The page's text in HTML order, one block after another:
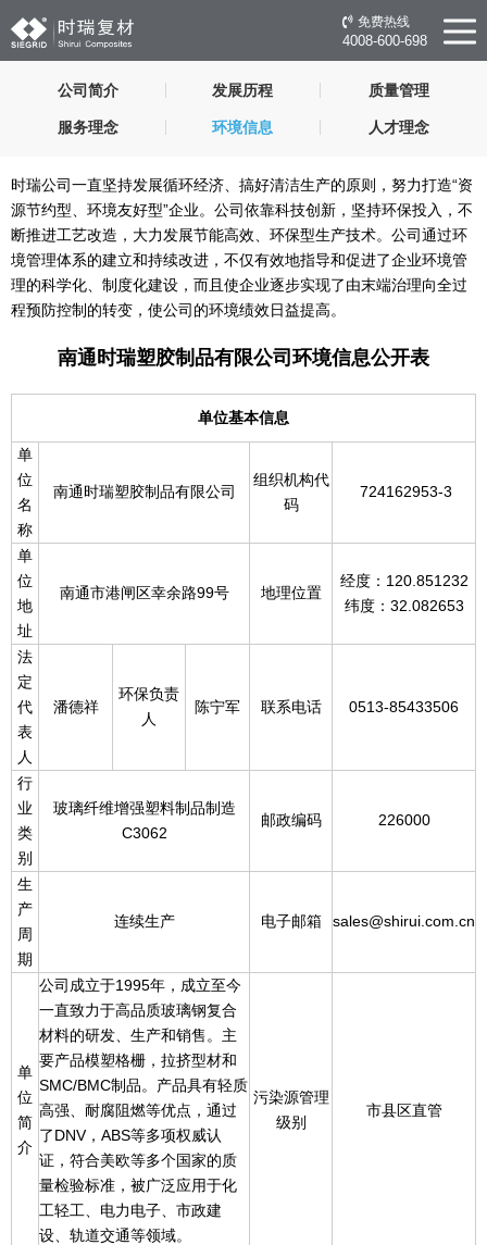
免费热线
4008-600-698
公司简介 发展历程 质量管理
服务理念 环境信息 人才理念
时瑞公司一直坚持发展循环经济、搞好清洁生产的原则，努力打造“资
源节约型、环境友好型”企业。公司依靠科技创新，坚持环保投入，不
断推进工艺改造，大力发展节能高效、环保型生产技术。公司通过环
境管理体系的建立和持续改进，不仅有效地指导和促进了企业环境管
理的科学化、制度化建设，而且使企业逐步实现了由末端治理向全过
程预防控制的转变，使公司的环境绩效日益提高。
南通时瑞塑胶制品有限公司环境信息公开表
单位基本信息
单
位
名
称
南通时瑞塑胶制品有限公司
组织机构代
码
724162953-3
单
位
地
址
南通市港闸区幸余路99号 地理位置
经度：120.851232
纬度：32.082653
法
定
代
表
人
潘德祥
环保负责
人
陈宁军 联系电话 0513-85433506
行
业
类
别
玻璃纤维增强塑料制品制造
C3062
邮政编码 226000
生
产
周
期
连续生产 电子邮箱 sales@shirui.com.cn
单
位
简
介
公司成立于1995年，成立至今
一直致力于高品质玻璃钢复合
材料的研发、生产和销售。主
要产品模塑格栅，拉挤型材和
SMC/BMC制品。产品具有轻质
高强、耐腐阻燃等优点，通过
了DNV，ABS等多项权威认
证，符合美欧等多个国家的质
量检验标准，被广泛应用于化
工轻工、电力电子、市政建
设、轨道交通等领域。
污染源管理
级别
市县区直管